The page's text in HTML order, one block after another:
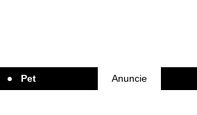
Pet Anuncie